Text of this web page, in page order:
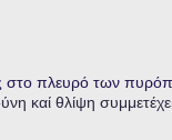
στο πλευρό των
καί θλίψη